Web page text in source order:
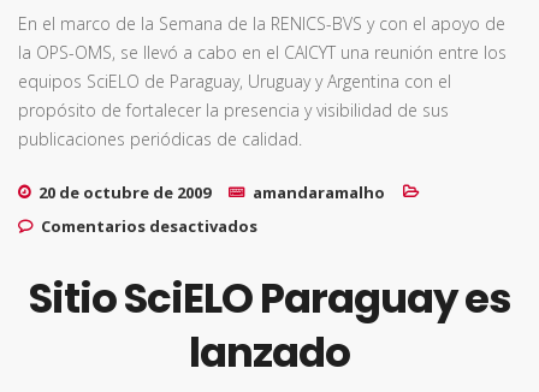
En el marco de la Semana de la RENICS-BVS y con el apoyo de
la OPS-OMS, se llevó a cabo en el CAICYT una reunión entre los
equipos SciELO de Paraguay, Uruguay y Argentina con el
propósito de fortalecer la presencia y visibilidad de sus
publicaciones periódicas de calidad.
20 de octubre de 2009
amandaramalho
Comentarios desactivadosen Fortalecimiento de la
y Uruguay en SciELO
Sitio SciELO Paraguay es
lanzado